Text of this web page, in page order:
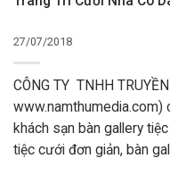
27/07/2018
CÔNG TY TNHH
www.namthumedia.com)
khách sạn bàn gallery
tiệc cưới đơn giản, bàn